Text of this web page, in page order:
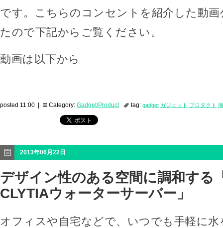
です。こちらのコンセントを紹介した動
たので下記からご覧ください。
動画は以下から
posted 11:00 | Category: Gadget/Product tag: gadget ガジェット プロダクト
2013年06月22日
デザイン性のある空間に調和する
CLYTIAウォーターサーバー」
オフィスや自宅などで、いつでも手軽に